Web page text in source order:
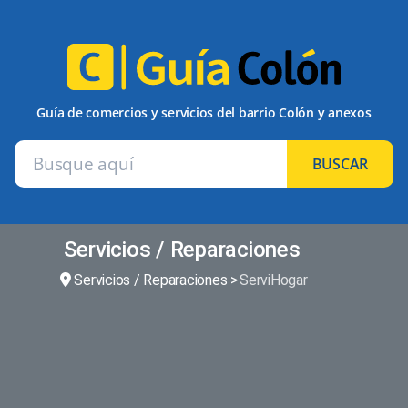
Guía de comercios y servicios del barrio Colón y anexos
BUSCAR
Servicios / Reparaciones
Servicios / Reparaciones ServiHogar